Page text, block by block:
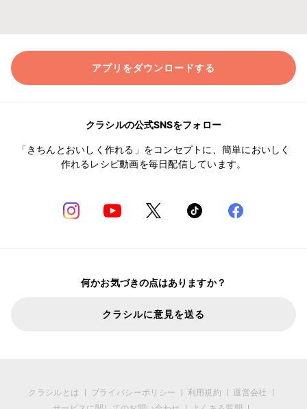
アプリをダウンロードする
クラシルの公式SNSをフォロー
「きちんとおいしく作れる」をコンセプトに、簡単においしく
作れるレシピ動画を毎日配信しています。
何かお気づきの点はありますか？
クラシルに意見を送る
クラシルとは プライバシーポリシー 利用規約
運営会社